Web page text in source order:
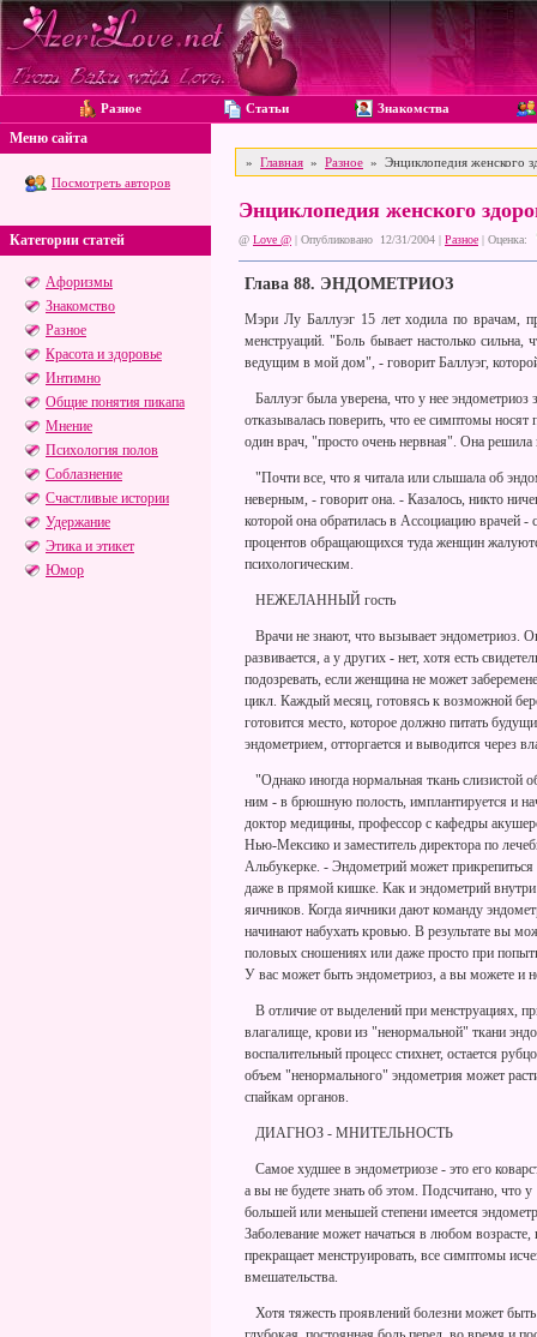
Разное Статьи Знакомства
Меню сайта
Посмотреть авторов
Категории статей
Афоризмы
Знакомство
Разное
Красота и здоровье
Интимно
Общие понятия пикапа
Мнение
Психология полов
Соблазнение
Счастливые истории
Удержание
Этика и этикет
Юмор
» Главная » Разное » Энциклопедия женского
Энциклопедия женского
@ Love @ | Опубликовано 12/31/2004 | Разное | Оценка:
Глава 88. ЭНДОМЕТРИОЗ
Мэри Лу Баллуэг 15 лет ходила по врачам,
менструаций. "Боль бывает настолько сильна,
ведущим в мой дом", - говорит Баллуэг,
Баллуэг была уверена, что у нее эндометриоз
отказывалась поверить, что ее симптомы носят
один врач, "просто очень нервная". Она решила
"Почти все, что я читала или слышала об
неверным, - говорит она. - Казалось, никто
которой она обратилась в Ассоциацию врачей -
процентов обращающихся туда женщин
психологическим.
НЕЖЕЛАННЫЙ гость
Врачи не знают, что вызывает эндометриоз.
развивается, а у других - нет, хотя есть
подозревать, если женщина не может
цикл. Каждый месяц, готовясь к возможной
готовится место, которое должно питать
эндометрием, отторгается и выводится через
"Однако иногда нормальная ткань слизистой
ним - в брюшную полость, имплантируется и
доктор медицины, профессор с кафедры
Нью-Мексико и заместитель директора по
Альбукерке. - Эндометрий может
даже в прямой кишке. Как и эндометрий
яичников. Когда яичники дают команду
начинают набухать кровью. В результате вы
половых сношениях или даже просто при
У вас может быть эндометриоз, а вы можете и
В отличие от выделений при менструациях,
влагалище, крови из "ненормальной" ткани
воспалительный процесс стихнет, остается
объем "ненормального" эндометрия может
спайкам органов.
ДИАГНОЗ - МНИТЕЛЬНОСТЬ
Самое худшее в эндометриозе - это его
а вы не будете знать об этом. Подсчитано, что
большей или меньшей степени имеется
Заболевание может начаться в любом
прекращает менструировать, все симптомы
вмешательства.
Хотя тяжесть проявлений болезни может